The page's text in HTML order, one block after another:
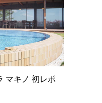
マキノ 初レポ